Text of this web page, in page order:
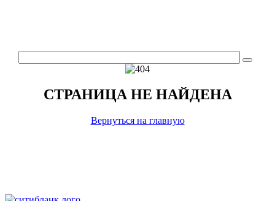
СТРАНИЦА НЕ НАЙДЕНА
Вернуться на главную